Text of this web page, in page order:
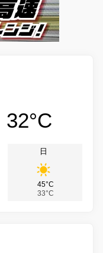
32°C
日
45°C
33°C